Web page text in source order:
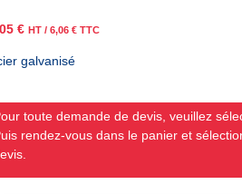
€ HT / 6,06 € TTC
galvanisé
toute demande de devis, veuillez
rendez-vous dans le panier et